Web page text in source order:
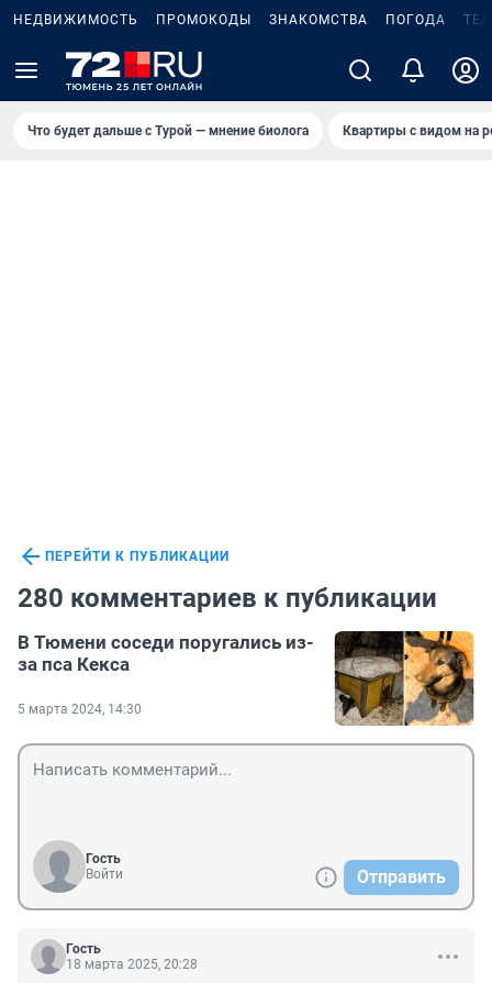
НЕДВИЖИМОСТЬ ПРОМОКОДЫ ЗНАКОМСТВА ПОГОДА
Что будет дальше с Турой — мнение биолога Квартиры с видом на
ПЕРЕЙТИ К ПУБЛИКАЦИИ
280 комментариев к публикации
В Тюмени соседи поругались из-
за пса Кекса
5 марта 2024, 14:30
Гость
Войти
Отправить
Гость
18 марта 2025, 20:28